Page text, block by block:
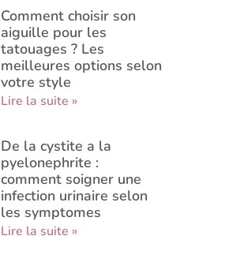
Comment choisir son
aiguille pour les
tatouages ? Les
meilleures options selon
votre style
Lire la suite »
De la cystite a la
pyelonephrite :
comment soigner une
infection urinaire selon
les symptomes
Lire la suite »